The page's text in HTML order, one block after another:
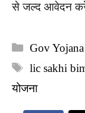
से जल्द आवेदन करें
Categories
Gov Yojana
Tags
lic sakhi
योजना